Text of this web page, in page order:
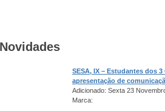
Novidades
SESA, IX – Estudantes dos
apresentação de
Adicionado: Sexta 23
Marca: